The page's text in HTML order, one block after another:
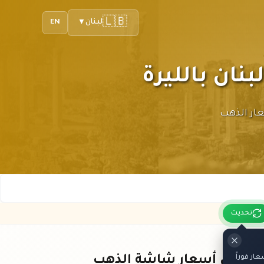
EN 🇱🇧لبنان ▼
أحدث أسعار الذهب
تحديث
فوراً
باقي أسعار شاشة الذهب